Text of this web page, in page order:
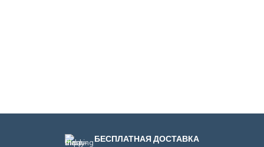
БЕСПЛАТНАЯ ДОСТАВКА